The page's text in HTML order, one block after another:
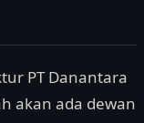
PT Danantara
akan ada dewan